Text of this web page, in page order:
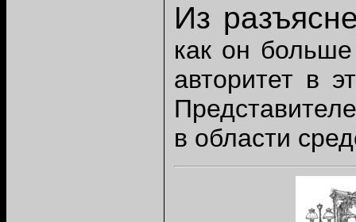
Из
как он
авторитет в
в области